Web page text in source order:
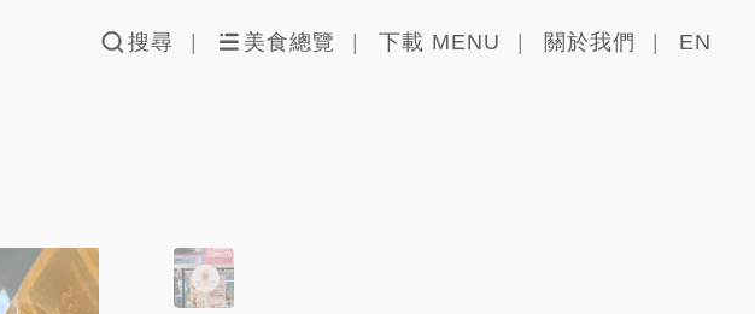
搜尋 美食總覽 下載 MENU 關於我們 EN